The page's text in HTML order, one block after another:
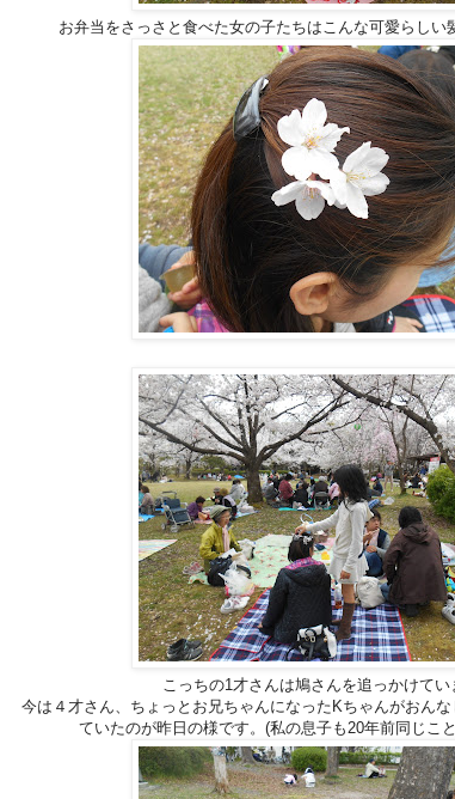
お弁当をさっさと食べた女の子たちはこんな可愛らしい
こっちの1才さんは鳩さんを追っかけてい
今は４才さん、ちょっとお兄ちゃんになったKちゃんがおん
ていたのが昨日の様です。(私の息子も20年前同じこ